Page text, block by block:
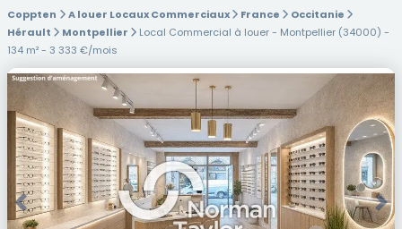
Coppten A louer Locaux Commerciaux France
Occitanie
Hérault
Montpellier
Local Commercial à louer - Montpellier (34000) -
134 m² - 3 333 €/mois
Previous